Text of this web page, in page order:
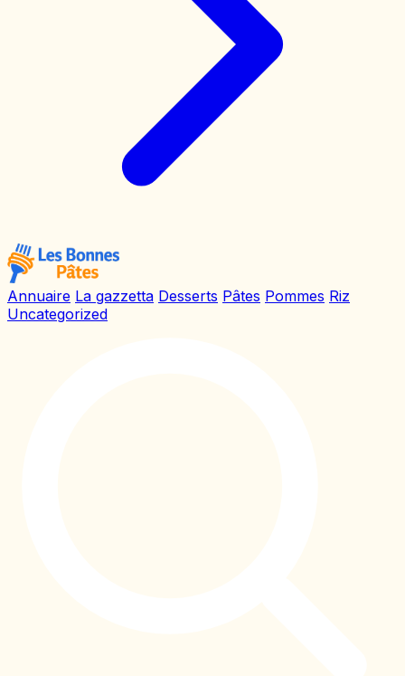
Annuaire La gazzetta Desserts Pâtes Pommes Riz
Uncategorized